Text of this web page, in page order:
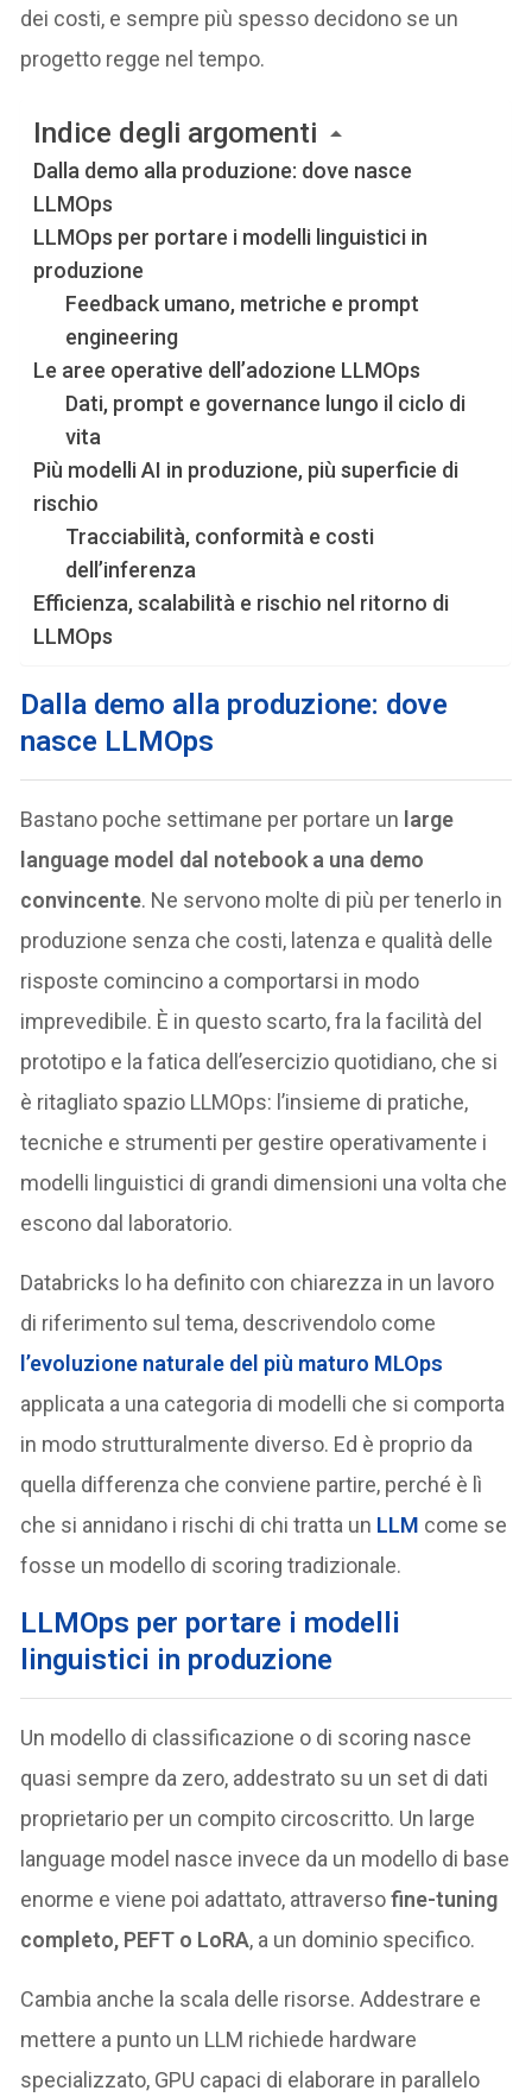
dei costi, e sempre più spesso decidono se un
progetto regge nel tempo.
Indice degli argomenti
Dalla demo alla produzione: dove nasce
LLMOps
LLMOps per portare i modelli linguistici in
produzione
Feedback umano, metriche e prompt
engineering
Le aree operative dell’adozione LLMOps
Dati, prompt e governance lungo il ciclo di
vita
Più modelli AI in produzione, più superficie di
rischio
Tracciabilità, conformità e costi
dell’inferenza
Efficienza, scalabilità e rischio nel ritorno di
LLMOps
Dalla demo alla produzione: dove
nasce LLMOps
Bastano poche settimane per portare un large
language model dal notebook a una demo
convincente. Ne servono molte di più per tenerlo in
produzione senza che costi, latenza e qualità delle
risposte comincino a comportarsi in modo
imprevedibile. È in questo scarto, fra la facilità del
prototipo e la fatica dell’esercizio quotidiano, che si
è ritagliato spazio LLMOps: l’insieme di pratiche,
tecniche e strumenti per gestire operativamente i
modelli linguistici di grandi dimensioni una volta che
escono dal laboratorio.
Databricks lo ha definito con chiarezza in un lavoro
di riferimento sul tema, descrivendolo come
l’evoluzione naturale del più maturo MLOps
applicata a una categoria di modelli che si comporta
in modo strutturalmente diverso. Ed è proprio da
quella differenza che conviene partire, perché è lì
che si annidano i rischi di chi tratta un LLM come se
fosse un modello di scoring tradizionale.
LLMOps per portare i modelli
linguistici in produzione
Un modello di classificazione o di scoring nasce
quasi sempre da zero, addestrato su un set di dati
proprietario per un compito circoscritto. Un large
language model nasce invece da un modello di base
enorme e viene poi adattato, attraversofine-tuning
completo, PEFT o LoRA, a un dominio specifico.
Cambia anche la scala delle risorse. Addestrare e
mettere a punto un LLM richiede hardware
specializzato, GPU capaci di elaborare in parallelo